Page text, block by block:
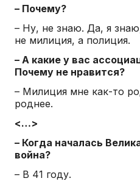
– Почему?
– Ну, не знаю. Да, я
не милиция, а полиция.
– А какие у вас
Почему не нравится?
– Милиция мне как-то
роднее.
<…>
– Когда началась
война?
– В 41 году.